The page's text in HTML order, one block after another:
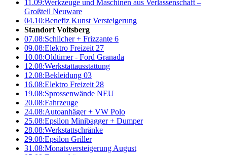
11.09:Werkzeuge und Maschinen aus Verlassenschaft –
Großteil Neuware
04.10:Benefiz Kunst Versteigerung
Standort Voitsberg
07.08:Schilcher + Frizzante 6
09.08:Elektro Freizeit 27
10.08:Oldtimer - Ford Granada
12.08:Werkstattausstattung
12.08:Bekleidung 03
16.08:Elektro Freizeit 28
19.08:Sprossenwände NEU
20.08:Fahrzeuge
24.08:Autoanhäger + VW Polo
25.08:Epsilon Minibagger + Dumper
28.08:Werkstattschränke
29.08:Epsilon Griller
31.08:Monatsversteigerung August